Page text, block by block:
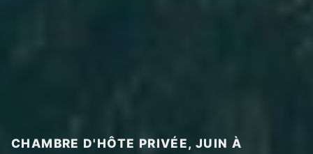
CHAMBRE D'HÔTE PRIVÉE, JUIN À